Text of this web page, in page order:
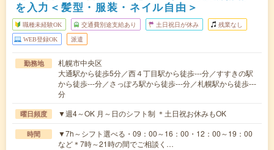
を入力＜髪型・服装・ネイル自由＞
職種未経験OK 交通費別途支給あり 土日祝日が休み 残業なし
WEB登録OK 派遣
勤務地
札幌市中央区
大通駅から徒歩5分／西４丁目駅から徒歩---分／すすきの駅
から徒歩---分／さっぽろ駅から徒歩---分／札幌駅から徒歩---
分
曜日頻度 ▼週4～OK 月～日のシフト制 ＊土日祝お休みもOK
時間
▼7h～シフト選べる・09：00～16：00・12：00～19：00
など＊7時～21時の間でご相談く…